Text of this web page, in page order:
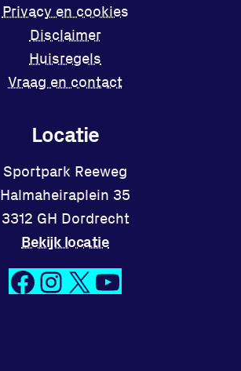
Locatie
Sportpark Reeweg
Halmaheiraplein 35
3312 GH Dordrecht
Bekijk locatie
Facebook Instagram X YouTube
Privacy en cookies
Disclaimer
Huisregels
Vraag en contact